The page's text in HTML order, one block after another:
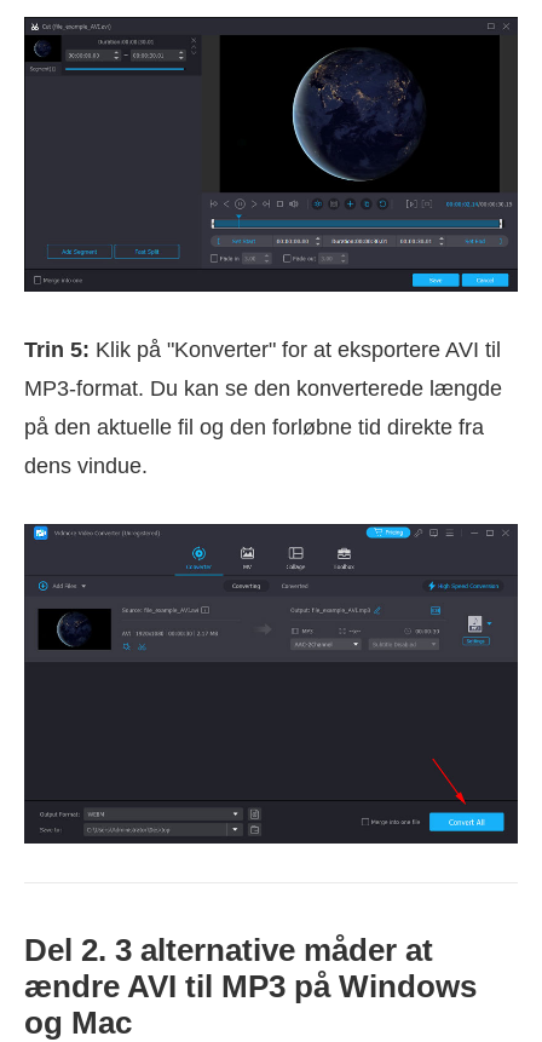
Trin 5: Klik på "Konverter" for at eksportere AVI til
MP3-format. Du kan se den konverterede længde
på den aktuelle fil og den forløbne tid direkte fra
dens vindue.
Del 2. 3 alternative måder at
ændre AVI til MP3 på Windows
og Mac